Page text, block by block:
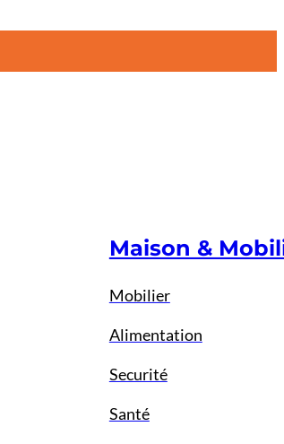
Maison &
Mobilier
Alimentation
Securité
Santé